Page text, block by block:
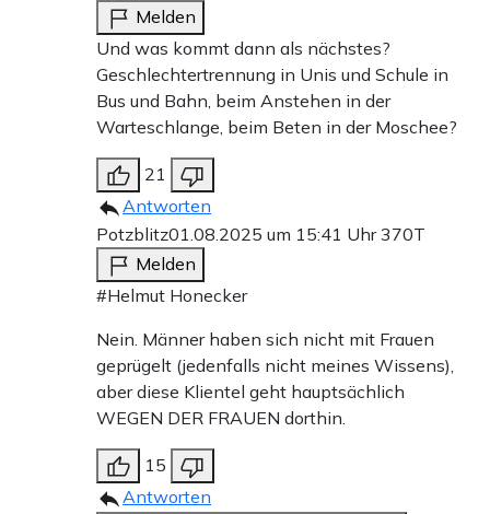
Melden
Und was kommt dann als nächstes?
Geschlechtertrennung in Unis und Schule in
Bus und Bahn, beim Anstehen in der
Warteschlange, beim Beten in der Moschee?
21
Antworten
Potzblitz01.08.2025 um 15:41 Uhr370T
Melden
#Helmut Honecker
Nein. Männer haben sich nicht mit Frauen
geprügelt (jedenfalls nicht meines Wissens),
aber diese Klientel geht hauptsächlich
WEGEN DER FRAUEN dorthin.
15
Antworten